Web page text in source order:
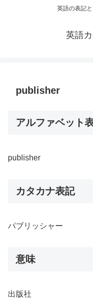
英語の表記
英語
publisher
アルファベット
publisher
カタカナ表記
パブリッシャー
意味
出版社